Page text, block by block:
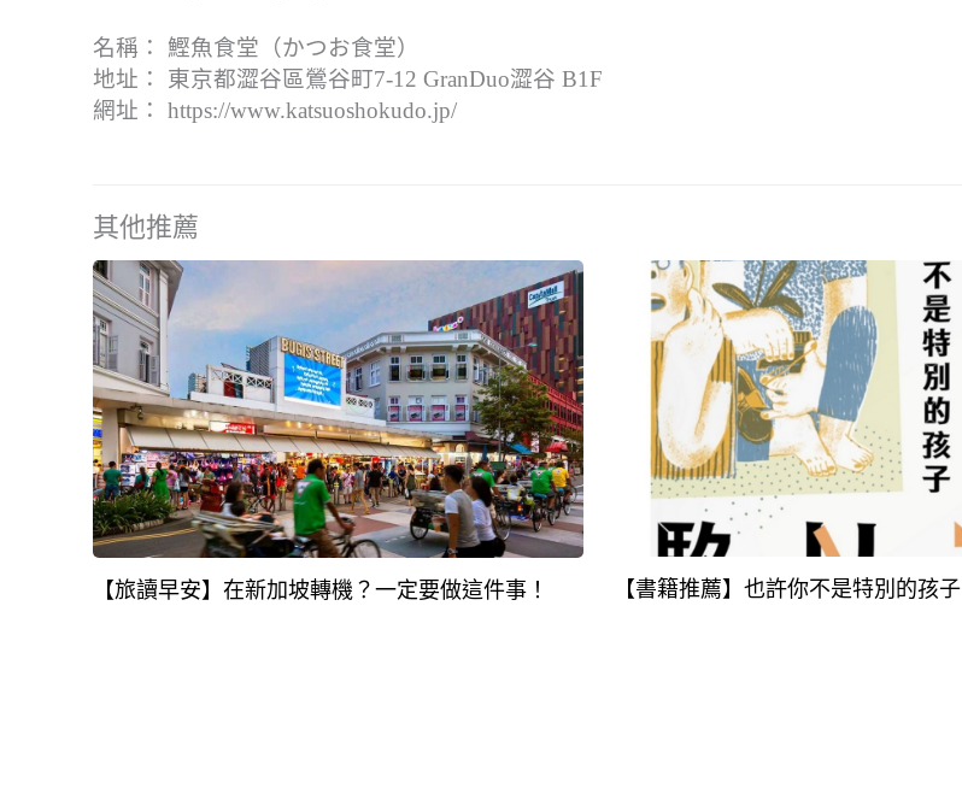
名稱： 鰹魚食堂（かつお食堂）
地址： 東京都澀谷區鶯谷町7-12 GranDuo澀谷 B1F
網址： https://www.katsuoshokudo.jp/
其他推薦
【旅讀早安】在新加坡轉機？一定要做這件事！ 【書籍推薦】也許你不是特別的孩子